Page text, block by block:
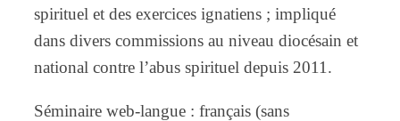
spirituel et des exercices ignatiens ; impliqué
dans divers commissions au niveau diocésain et
national contre l’abus spirituel depuis 2011.
Séminaire web-langue : français (sans